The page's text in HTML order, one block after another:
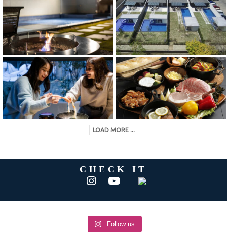
LOAD MORE ...
CHECK IT
Follow us